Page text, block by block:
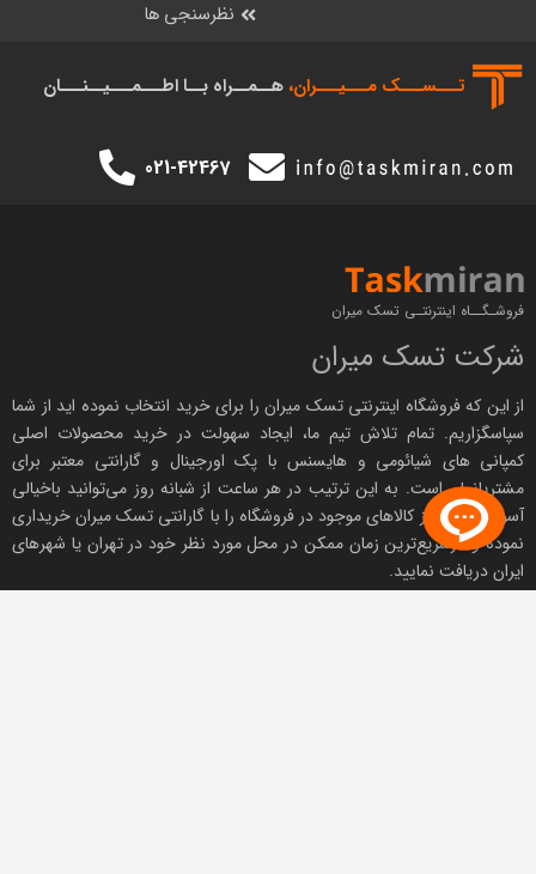
نظرسنجی ها
تـــســـک‌ مـــیـــران، هــمــراه بــا اطـــمـــیــنـــان
021-42467
فروشـگــاه اینترنتـی تسک میران
شرکت تسک میران
از این که فروشگاه اینترنتیتسک میران را برای خرید انتخاب نموده اید از شما
سپاسگزاریم. تمام تلاش تیم ما، ایجاد سهولت در خرید محصولات اصلی
کمپانی های شیائومی و هایسنس با پک اورجینال وگارانتی معتبر برای
مشتریانمان است. به این ترتیب در هر ساعت از شبانه روز می‌توانید باخیالی
آسوده هر یک از کالاهای موجود در فروشگاه را با گارانتی تسک میرانخریداری
نموده و درسریع‌ترین زمان ممکن در محل مورد نظر خود در تهران یا شهرهای
ایران دریافت نمایید.